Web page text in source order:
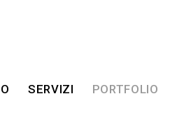
SERVIZI PORTFOLIO